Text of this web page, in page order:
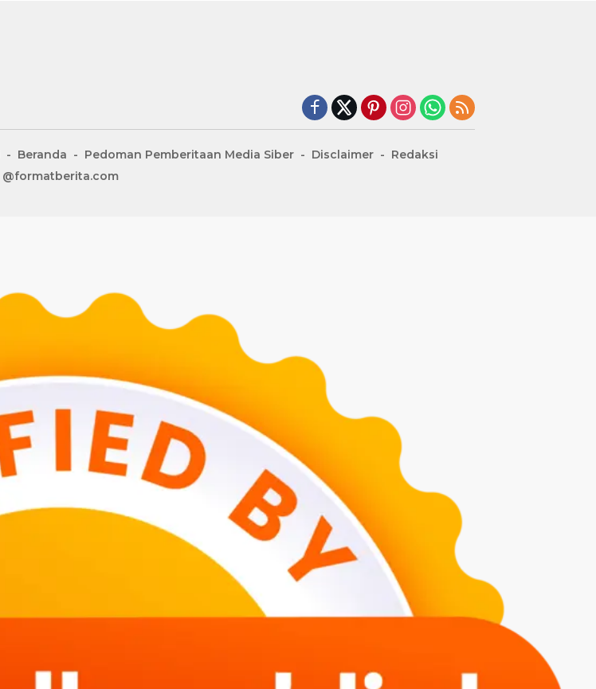
Beranda Pedoman Pemberitaan Media Siber Disclaimer
Redaksi
@formatberita.com